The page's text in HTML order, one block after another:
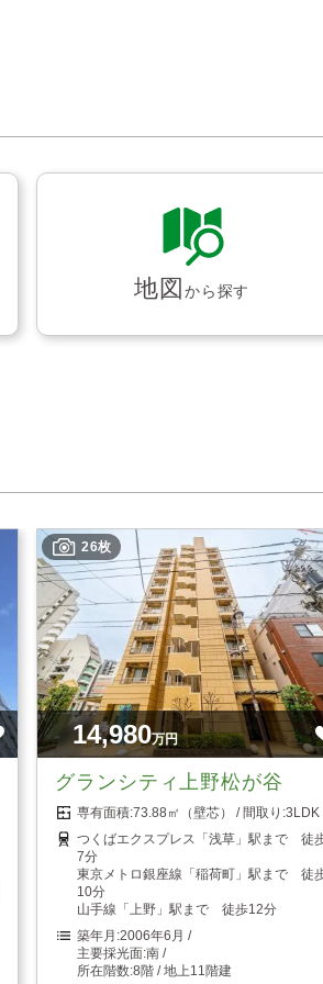
地図から探す
26枚
14,980万円
グランシティ上野松が谷
73.88㎡（壁芯）
3LDK
つくばエクスプレス「浅草」駅まで 徒
7分
東京メトロ銀座線「稲荷町」駅まで 徒
10分
山手線「上野」駅まで 徒歩12分
2006年6月
南
8階 / 地上11階建